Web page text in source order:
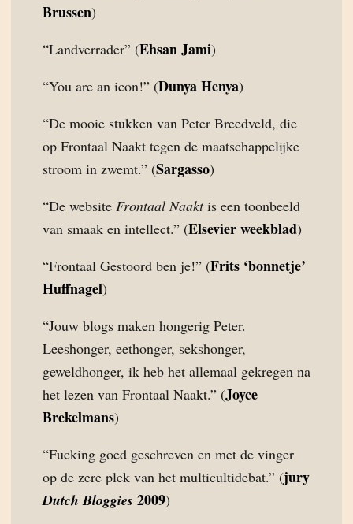
Brussen)
“Landverrader” (Ehsan Jami)
“You are an icon!” (Dunya Henya)
“De mooie stukken van Peter Breedveld, die
op Frontaal Naakt tegen de maatschappelijke
stroom in zwemt.” (Sargasso)
“De website Frontaal Naaktis een toonbeeld
van smaak en intellect.” (Elsevier weekblad)
“Frontaal Gestoord ben je!” (Frits ‘bonnetje’
Huffnagel)
“Jouw blogs maken hongerig Peter.
Leeshonger, eethonger, sekshonger,
geweldhonger, ik heb het allemaal gekregen na
het lezen van Frontaal Naakt.” (Joyce
Brekelmans)
“Fucking goed geschreven en met de vinger
op de zere plek van het multicultidebat.” (jury
Dutch Bloggies 2009)